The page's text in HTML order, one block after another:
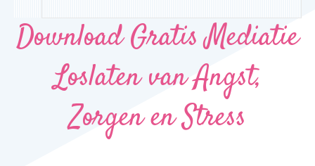
Download Gratis Mediatie
Loslaten van Angst,
Zorgen en Stress